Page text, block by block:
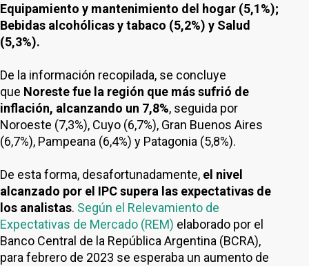
Equipamiento y mantenimiento del hogar (5,1%);
Bebidas alcohólicas y tabaco (5,2%) y Salud
(5,3%).
De la información recopilada, se concluye
que Noreste fue la región que más sufrió de
inflación, alcanzando un 7,8%, seguida por
Noroeste (7,3%), Cuyo (6,7%), Gran Buenos Aires
(6,7%), Pampeana (6,4%) y Patagonia (5,8%).
De esta forma, desafortunadamente, el nivel
alcanzado por el IPC supera las expectativas de
los analistas. Según el Relevamiento de
Expectativas de Mercado (REM) elaborado por el
Banco Central de la República Argentina (BCRA),
para febrero de 2023 se esperaba un aumento de